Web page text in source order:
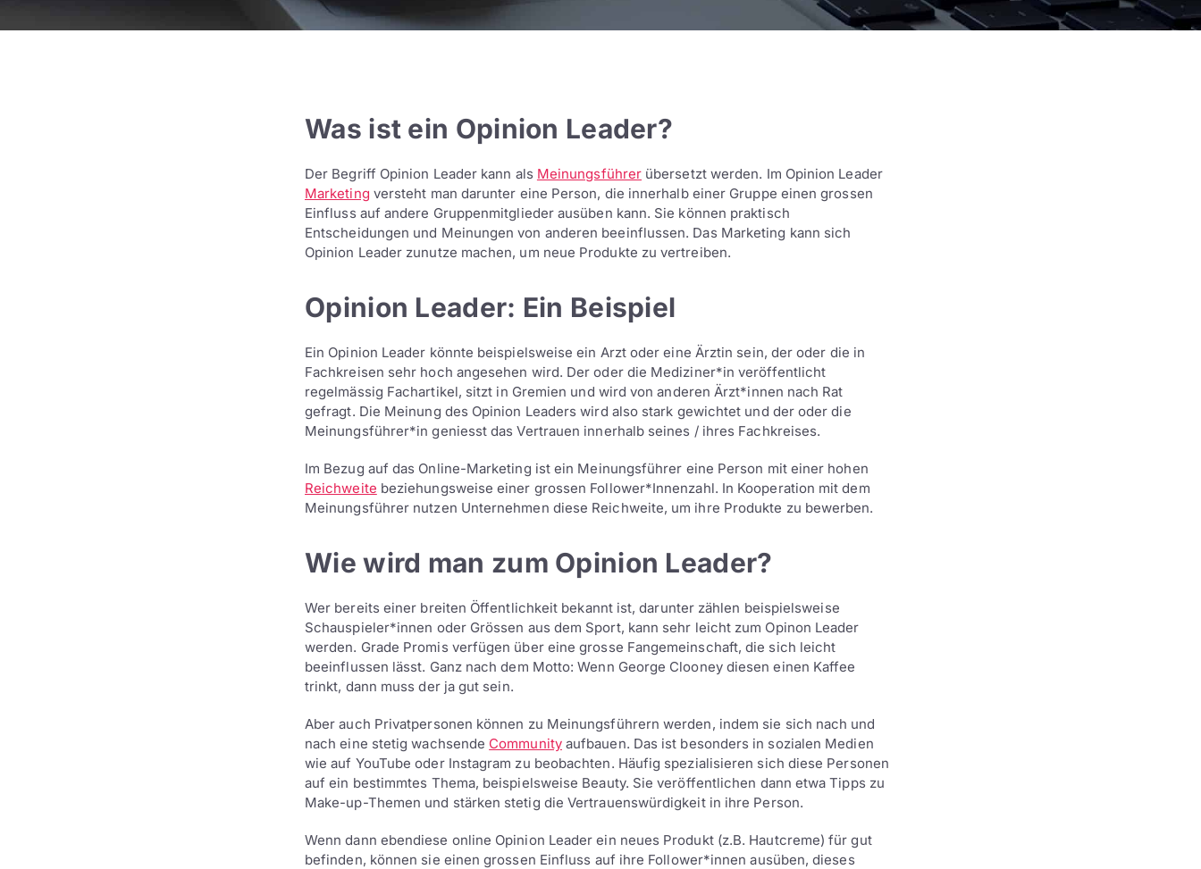
Was ist ein Opinion Leader?
Der Begriff Opinion Leader kann als Meinungsführer übersetzt werden. Im Opinion Leader
Marketing versteht man darunter eine Person, die innerhalb einer Gruppe einen grossen
Einfluss auf andere Gruppenmitglieder ausüben kann. Sie können praktisch
Entscheidungen und Meinungen von anderen beeinflussen. Das Marketing kann sich
Opinion Leader zunutze machen, um neue Produkte zu vertreiben.
Opinion Leader: Ein Beispiel
Ein Opinion Leader könnte beispielsweise ein Arzt oder eine Ärztin sein, der oder die in
Fachkreisen sehr hoch angesehen wird. Der oder die Mediziner*in veröffentlicht
regelmässig Fachartikel, sitzt in Gremien und wird von anderen Ärzt*innen nach Rat
gefragt. Die Meinung des Opinion Leaders wird also stark gewichtet und der oder die
Meinungsführer*in geniesst das Vertrauen innerhalb seines / ihres Fachkreises.
Im Bezug auf das Online-Marketing ist ein Meinungsführer eine Person mit einer hohen
Reichweite beziehungsweise einer grossen Follower*Innenzahl. In Kooperation mit dem
Meinungsführer nutzen Unternehmen diese Reichweite, um ihre Produkte zu bewerben.
Wie wird man zum Opinion Leader?
Wer bereits einer breiten Öffentlichkeit bekannt ist, darunter zählen beispielsweise
Schauspieler*innen oder Grössen aus dem Sport, kann sehr leicht zum Opinon Leader
werden. Grade Promis verfügen über eine grosse Fangemeinschaft, die sich leicht
beeinflussen lässt. Ganz nach dem Motto: Wenn George Clooney diesen einen Kaffee
trinkt, dann muss der ja gut sein.
Aber auch Privatpersonen können zu Meinungsführern werden, indem sie sich nach und
nach eine stetig wachsende Communityaufbauen. Das ist besonders in sozialen Medien
wie auf YouTube oder Instagram zu beobachten. Häufig spezialisieren sich diese Personen
auf ein bestimmtes Thema, beispielsweise Beauty. Sie veröffentlichen dann etwa Tipps zu
Make-up-Themen und stärken stetig die Vertrauenswürdigkeit in ihre Person.
Wenn dann ebendiese online Opinion Leader ein neues Produkt (z.B. Hautcreme) für gut
befinden, können sie einen grossen Einfluss auf ihre Follower*innen ausüben, dieses